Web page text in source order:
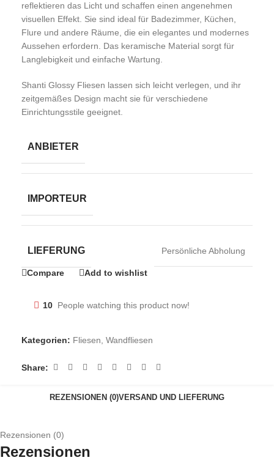
reflektieren das Licht und schaffen einen angenehmen
visuellen Effekt. Sie sind ideal für Badezimmer, Küchen,
Flure und andere Räume, die ein elegantes und modernes
Aussehen erfordern. Das keramische Material sorgt für
Langlebigkeit und einfache Wartung.
Shanti Glossy Fliesen lassen sich leicht verlegen, und ihr
zeitgemäßes Design macht sie für verschiedene
Einrichtungsstile geeignet.
ANBIETER
IMPORTEUR
LIEFERUNG Persönliche Abholung
Compare Add to wishlist
10 People watching this product now!
Kategorien: Fliesen, Wandfliesen
Share:
REZENSIONEN (0)VERSAND UND LIEFERUNG
Rezensionen (0)
Rezensionen